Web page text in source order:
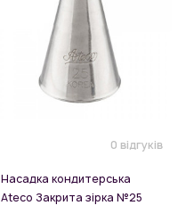
0 відгуків
Насадка кондитерська
Ateco Закрита зірка №25